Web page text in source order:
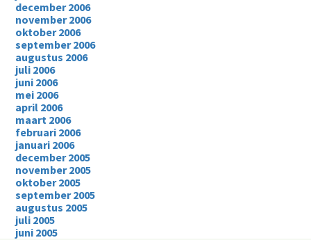
december 2006
november 2006
oktober 2006
september 2006
augustus 2006
juli 2006
juni 2006
mei 2006
april 2006
maart 2006
februari 2006
januari 2006
december 2005
november 2005
oktober 2005
september 2005
augustus 2005
juli 2005
juni 2005